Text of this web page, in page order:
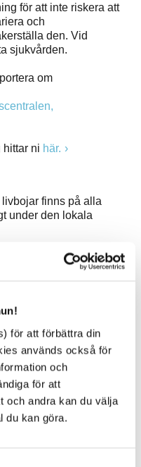
för att förbättra din
används också för
och
för att
och andra kan du välja
du kan göra.
för att inte riskera att
och
den. Vid
sjukvården.
om
hittar ni här.
finns på alla
under den lokala
vara ett behov då
utmed hela
unik adress och är
har
i sina
kommer fram